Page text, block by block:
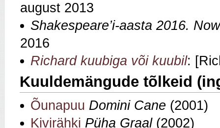
august 2013
Shakespeare’i-aasta 2016.
2016
Richard kuubiga või kuubil:
Kuuldemängude tõlkeid
Õunapuu Domini Cane (2001)
Kivirähki Püha Graal(2002)